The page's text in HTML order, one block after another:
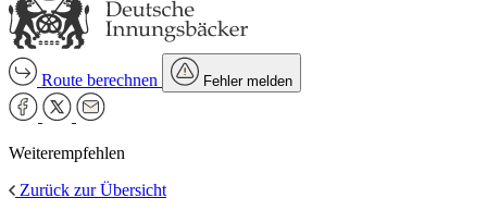
Route berechnen Fehler melden
Weiterempfehlen
Zurück zur Übersicht